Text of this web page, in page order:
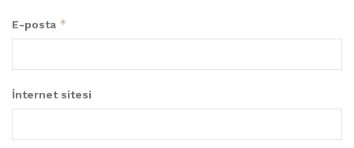
E-posta *
İnternet sitesi